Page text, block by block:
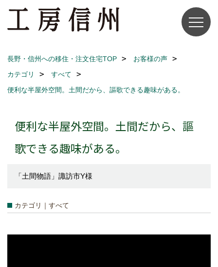
長野・信州への移住・注文住宅TOP
お客様の声
カテゴリ
すべて
便利な半屋外空間。土間だから、謳歌できる趣味がある。
便利な半屋外空間。土間だから、謳
歌できる趣味がある。
「土間物語」諏訪市Y様
カテゴリ｜すべて